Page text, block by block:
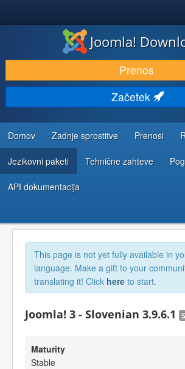
PRENESI IN RAZŠIRI
ODKRIJTE & IZVEJTE
SKUPNOST IN PODPORA
VIRI ZA RAZVIJALCE
Joomla!
Prenos
Začetek
Domov Zadnje sprostitve Prenosi
Jezikovni paketi Tehnične zahteve
API dokumentacija
This page is not yet fully available in
language. Make a gift to your
translating it! Click here to start.
Joomla! 3 - Slovenian 3.9.6.1
Maturity
Stable